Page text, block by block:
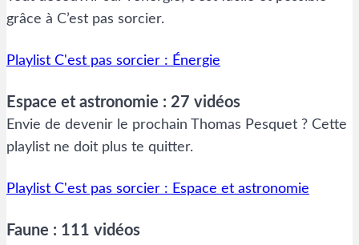
grâce à C’est pas sorcier.
Playlist C'est pas sorcier : Énergie
Espace et astronomie : 27 vidéos
Envie de devenir le prochain Thomas Pesquet ? Cette
playlist ne doit plus te quitter.
Playlist C'est pas sorcier : Espace et astronomie
Faune : 111 vidéos